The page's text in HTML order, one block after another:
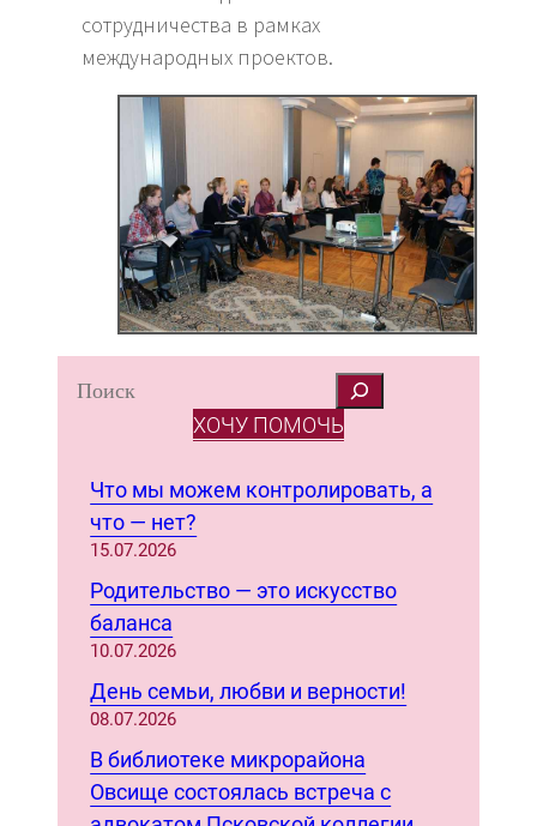
сотрудничества в рамках
международных проектов.
S
ХОЧУ ПОМОЧЬ
Что мы можем контролировать, а
что — нет?
15.07.2026
Родительство — это искусство
баланса
10.07.2026
День семьи, любви и верности!
08.07.2026
В библиотеке микрорайона
Овсище состоялась встреча с